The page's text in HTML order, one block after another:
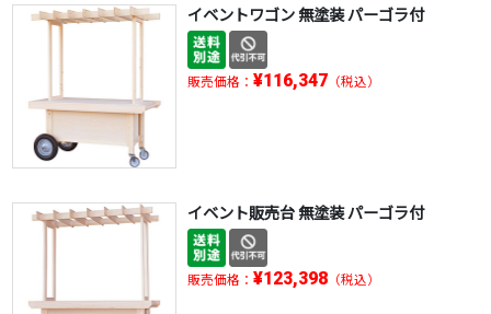
イベントワゴン 無塗装 パーゴラ付
販売価格： ¥116,347（税込）
イベント販売台 無塗装 パーゴラ付
販売価格： ¥123,398（税込）